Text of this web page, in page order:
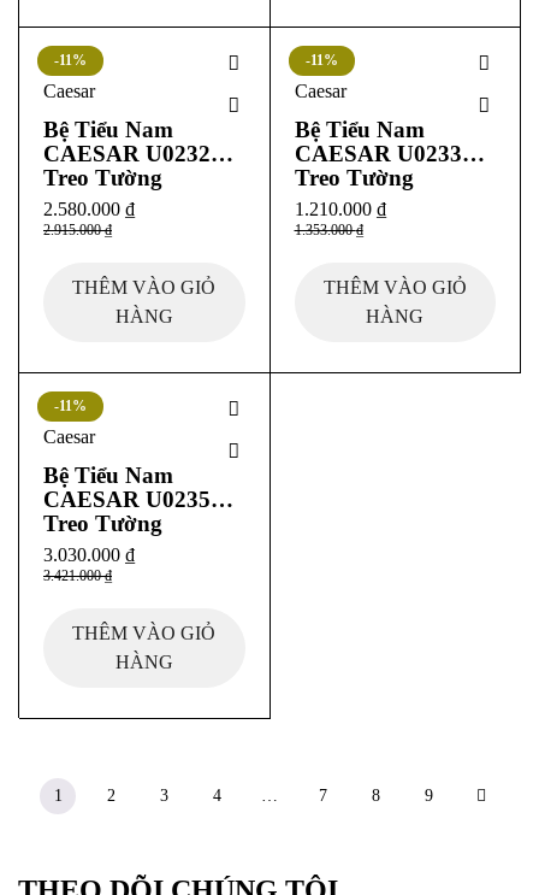
-11%
Caesar
Bệ Tiểu Nam
CAESAR U0232
Treo Tường
2.915.000₫
2.580.000 ₫
THÊM VÀO GIỎ
HÀNG
-11%
Caesar
Bệ Tiểu Nam
CAESAR U0233
Treo Tường
1.353.000₫
1.210.000 ₫
THÊM VÀO GIỎ
HÀNG
-11%
Caesar
Bệ Tiểu Nam
CAESAR U0235
Treo Tường
3.421.000₫
3.030.000 ₫
THÊM VÀO GIỎ
HÀNG
1 2 3 4 … 7 8 9